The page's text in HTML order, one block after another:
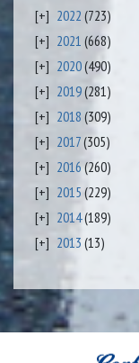
2022 (723)
2021 (668)
2020(490)
2019(281)
2018 (309)
2017(305)
2016(260)
2015 (229)
2014(189)
2013 (13)